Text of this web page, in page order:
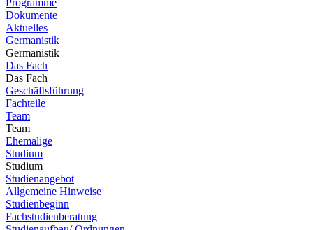
Programme
Dokumente
Aktuelles
Germanistik
Germanistik
Das Fach
Das Fach
Geschäftsführung
Fachteile
Team
Team
Ehemalige
Studium
Studium
Studienangebot
Allgemeine Hinweise
Studienbeginn
Fachstudienberatung